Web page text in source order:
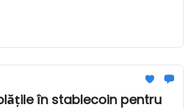
în stablecoin pentru